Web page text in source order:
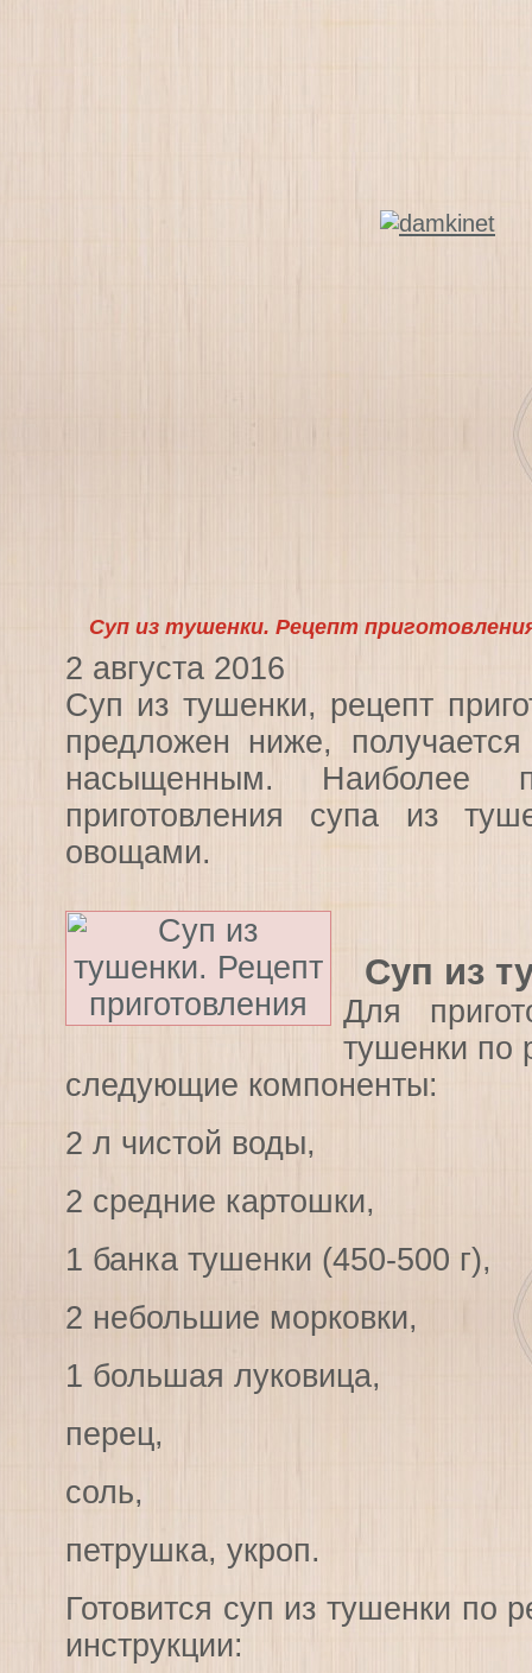
Суп из тушенки. Рецепт
2 августа 2016
Суп из тушенки, рецепт
предложен ниже,
насыщенным. Наиболее
приготовления супа из
овощами.
Суп из
Для
тушенки по
следующие компоненты:
2 л чистой воды,
2 средние картошки,
1 банка тушенки (450-500 г),
2 небольшие морковки,
1 большая луковица,
перец,
соль,
петрушка, укроп.
Готовится суп из тушенки по
инструкции: